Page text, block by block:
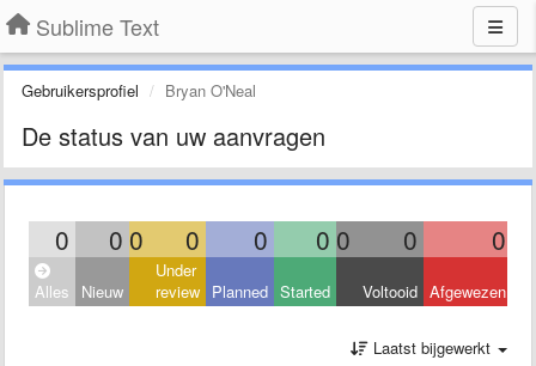
Sublime Text
Gebruikersprofiel Bryan O'Neal
De status van uw aanvragen
0 0 0 0 0 0 0 0 0
Alles Nieuw
Under
review Planned Started Voltooid Afgewezen
Laatst bijgewerkt